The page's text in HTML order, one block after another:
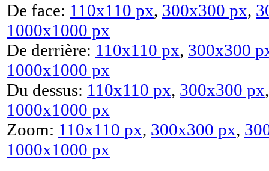
De face: 110x110 px, 300x300 px,
1000x1000 px
De derrière: 110x110 px, 300x300
1000x1000 px
Du dessus: 110x110 px, 300x300 px
1000x1000 px
Zoom: 110x110 px, 300x300 px,
1000x1000 px